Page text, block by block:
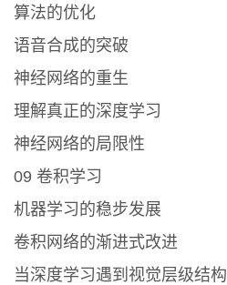
算法的优化
语音合成的突破
神经网络的重生
理解真正的深度学习
神经网络的局限性
09 卷积学习
机器学习的稳步发展
卷积网络的渐进式改进
当深度学习遇到视觉层级结构